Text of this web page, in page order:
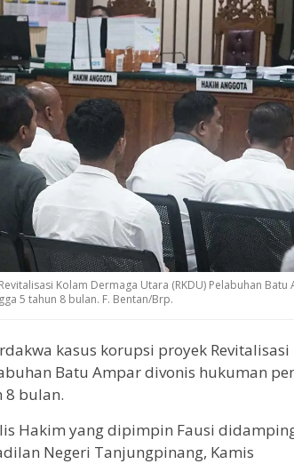
Kolam Dermaga Utara (RKDU) Pelabuhan Batu
5 tahun 8 bulan. F. Bentan/Brp.
kasus korupsi proyek Revitalisasi
Batu Ampar divonis hukuman
8 bulan.
Hakim yang dipimpin Fausi
Negeri Tanjungpinang, Kamis